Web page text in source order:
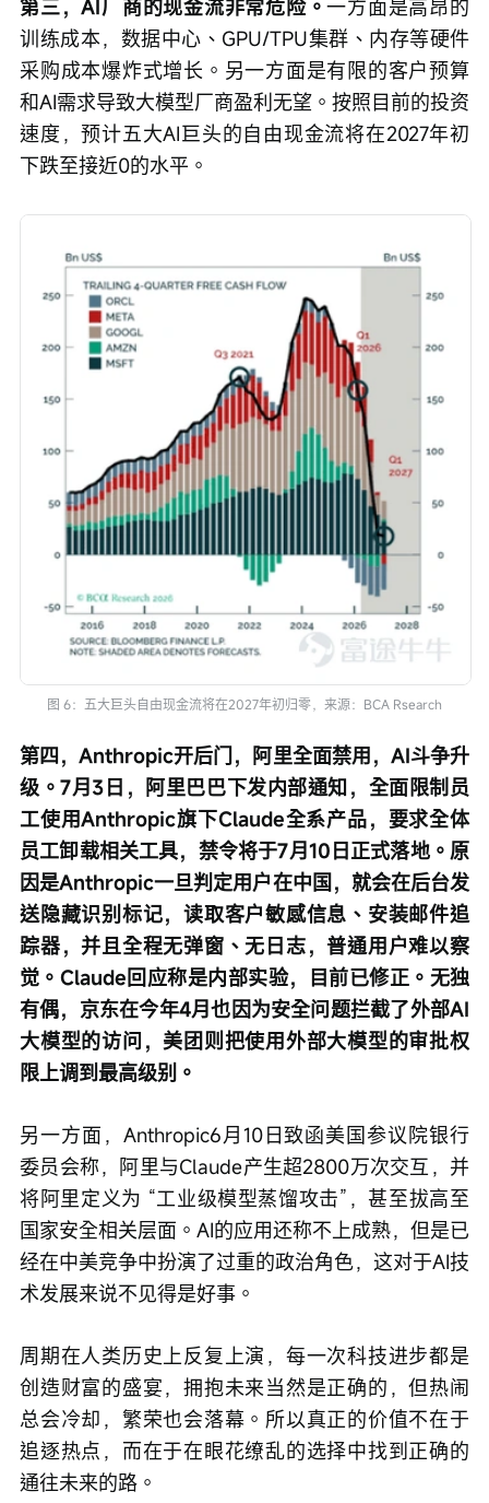
第三，AI厂商的现金流非常危险。一方面是高昂的
训练成本，数据中心、GPU/TPU集群、内存等硬件
采购成本爆炸式增长。另一方面是有限的客户预算
和AI需求导致大模型厂商盈利无望。按照目前的投资
速度，预计五大AI巨头的自由现金流将在2027年初
下跌至接近0的水平。
图 6：五大巨头自由现金流将在2027年初归零，来源：BCA Rsearch
第四，Anthropic开后门，阿里全面禁用，AI斗争升
级。7月3日，阿里巴巴下发内部通知，全面限制员
工使用Anthropic旗下Claude全系产品，要求全体
员工卸载相关工具，禁令将于7月10日正式落地。原
因是Anthropic一旦判定用户在中国，就会在后台发
送隐藏识别标记，读取客户敏感信息、安装邮件追
踪器，并且全程无弹窗、无日志，普通用户难以察
觉。Claude回应称是内部实验，目前已修正。无独
有偶，京东在今年4月也因为安全问题拦截了外部AI
大模型的访问，美团则把使用外部大模型的审批权
限上调到最高级别。
另一方面，Anthropic6月10日致函美国参议院银行
委员会称，阿里与Claude产生超2800万次交互，并
将阿里定义为 “工业级模型蒸馏攻击”，甚至拔高至
国家安全相关层面。AI的应用还称不上成熟，但是已
经在中美竞争中扮演了过重的政治角色，这对于AI技
术发展来说不见得是好事。
周期在人类历史上反复上演，每一次科技进步都是
创造财富的盛宴，拥抱未来当然是正确的，但热闹
总会冷却，繁荣也会落幕。所以真正的价值不在于
追逐热点，而在于在眼花缭乱的选择中找到正确的
通往未来的路。